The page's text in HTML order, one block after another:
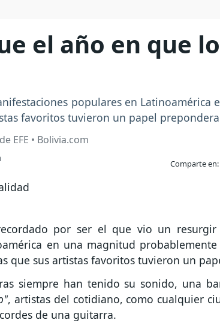
el año en que
populares en
favoritos tuvieron un papel
EFE • Bolivia.com
Comparte en:
por ser el que vio un resurgir
en una magnitud
que sus artistas favoritos tuvieron un
siempre han tenido su sonido, una
, artistas del cotidiano, como cualquier
de una guitarra.